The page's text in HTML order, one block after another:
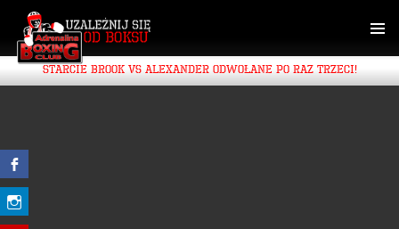
CONTENT
STARCIE BROOK VS ALEXANDER ODWOŁANE PO RAZ TRZECI!